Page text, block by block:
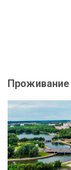
Проживание